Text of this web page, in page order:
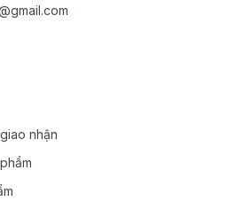
S4Q2, S4E, S4E2, S4S, 6DR5, S6S,
C240, 4BC2, 4LB1, 4JG2, 6BB1,
nhận